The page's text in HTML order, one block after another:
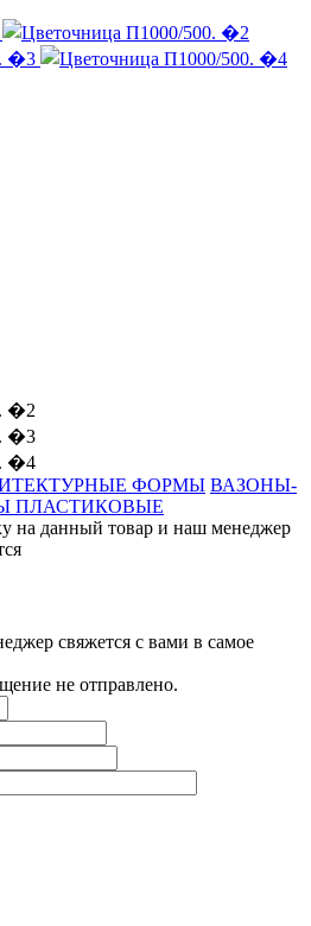
ФОРМЫ ВАЗОНЫ-
ПЛАСТИКОВЫЕ
на данный товар и наш менеджер
свяжется с вами в самое
не отправлено.